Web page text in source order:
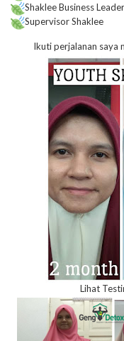
Shaklee Business
Supervisor Shaklee
Ikuti perjalanan saya
Lihat